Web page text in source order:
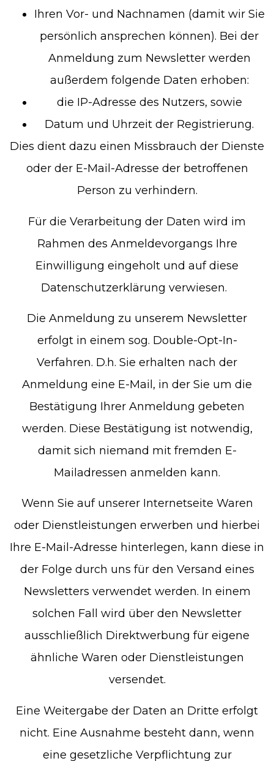
Ihren Vor- und Nachnamen (damit wir Sie
persönlich ansprechen können). Bei der
Anmeldung zum Newsletter werden
außerdem folgende Daten erhoben:
die IP-Adresse des Nutzers, sowie
Datum und Uhrzeit der Registrierung.
Dies dient dazu einen Missbrauch der Dienste
oder der E-Mail-Adresse der betroffenen
Person zu verhindern.
Für die Verarbeitung der Daten wird im
Rahmen des Anmeldevorgangs Ihre
Einwilligung eingeholt und auf diese
Datenschutzerklärung verwiesen.
Die Anmeldung zu unserem Newsletter
erfolgt in einem sog. Double-Opt-In-
Verfahren. D.h. Sie erhalten nach der
Anmeldung eine E-Mail, in der Sie um die
Bestätigung Ihrer Anmeldung gebeten
werden. Diese Bestätigung ist notwendig,
damit sich niemand mit fremden E-
Mailadressen anmelden kann.
Wenn Sie auf unserer Internetseite Waren
oder Dienstleistungen erwerben und hierbei
Ihre E-Mail-Adresse hinterlegen, kann diese in
der Folge durch uns für den Versand eines
Newsletters verwendet werden. In einem
solchen Fall wird über den Newsletter
ausschließlich Direktwerbung für eigene
ähnliche Waren oder Dienstleistungen
versendet.
Eine Weitergabe der Daten an Dritte erfolgt
nicht. Eine Ausnahme besteht dann, wenn
eine gesetzliche Verpflichtung zur